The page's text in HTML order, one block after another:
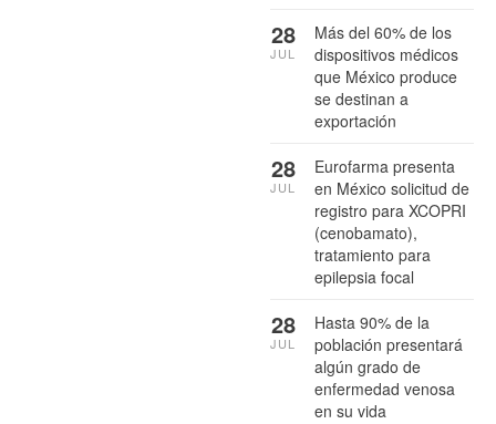
Más del 60% de los
dispositivos médicos
que México produce
se destinan a
exportación
28
JUL
Eurofarma presenta
en México solicitud de
registro para XCOPRI
(cenobamato),
tratamiento para
epilepsia focal
28
JUL
Hasta 90% de la
población presentará
algún grado de
enfermedad venosa
en su vida
28
JUL